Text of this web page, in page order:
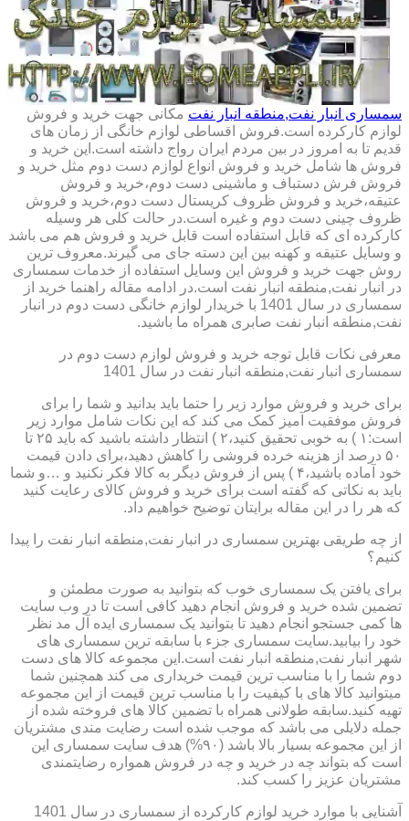
سمساری انبار نفت,منطقه انبار نفت مکانی جهت خرید و فروش
لوازم کارکرده است.فروش اقساطی لوازم خانگی از زمان های
قدیم تا به امروز در بین مردم ایران رواج داشته است.این خرید و
فروش ها شامل خرید و فروش انواع لوازم دست دوم مثل خرید و
فروش فرش دستباف و ماشینی دست دوم،خرید و فروش
عتیقه،خرید و فروش ظروف کریستال دست دوم،خرید و فروش
ظروف چینی دست دوم و غیره است.در حالت کلی هر وسیله
کارکرده ای که قابل استفاده است قابل خرید و فروش هم می باشد
و وسایل عتیقه و کهنه بین این دسته جای می گیرند.معروف ترین
روش جهت خرید و فروش این وسایل استفاده از خدمات سمساری
در انبار نفت,منطقه انبار نفت است.در ادامه مقاله راهنما خرید از
سمساری در سال 1401 با خریدار لوازم خانگی دست دوم در انبار
نفت,منطقه انبار نفت صابری همراه ما باشید.
معرفی نکات قابل توجه خرید و فروش لوازم دست دوم در
سمساری انبار نفت,منطقه انبار نفت در سال 1401
برای خرید و فروش موارد زیر را حتما باید بدانید و شما را برای
فروش موفقیت آمیز کمک می کند که این نکات شامل موارد زیر
است:۱ ) به خوبی تحقیق کنید،۲ ) انتظار داشته باشید که باید ۲۵ تا
۵۰ درصد از هزینه خرده فروشی را کاهش دهید،برای دادن قیمت
خود آماده باشید،۴ ) پس از فروش دیگر به کالا فکر نکنید و …و شما
باید به نکاتی که گفته است برای خرید و فروش کالای رعایت کنید
که هر را در این مقاله برایتان توضیح خواهیم داد.
از چه طریقی بهترین سمساری در انبار نفت,منطقه انبار نفت را پیدا
کنیم؟
برای یافتن یک سمساری خوب که بتوانید به صورت مطمئن و
تضمین شده خرید و فروش انجام دهید کافی است تا در وب سایت
ها کمی جستجو انجام دهید تا بتوانید یک سمساری ایده آل مد نظر
خود را بیابید.سایت سمساری جزء با سابقه ترین سمساری های
شهر انبار نفت,منطقه انبار نفت است.این مجموعه کالا های دست
دوم شما را با مناسب ترین قیمت خریداری می کند همچنین شما
میتوانید کالا های با کیفیت را با مناسب ترین قیمت از این مجموعه
تهیه کنید.سابقه طولانی همراه با تضمین کالا های فروخته شده از
جمله دلایلی می باشد که موجب شده است رضایت مندی مشتریان
از این مجموعه بسیار بالا باشد (۹۰%) هدف سایت سمساری این
است که بتواند چه در خرید و چه در فروش همواره رضایتمندی
مشتریان عزیز را کسب کند.
آشنایی با موارد خرید لوازم کارکرده از سمساری در سال 1401